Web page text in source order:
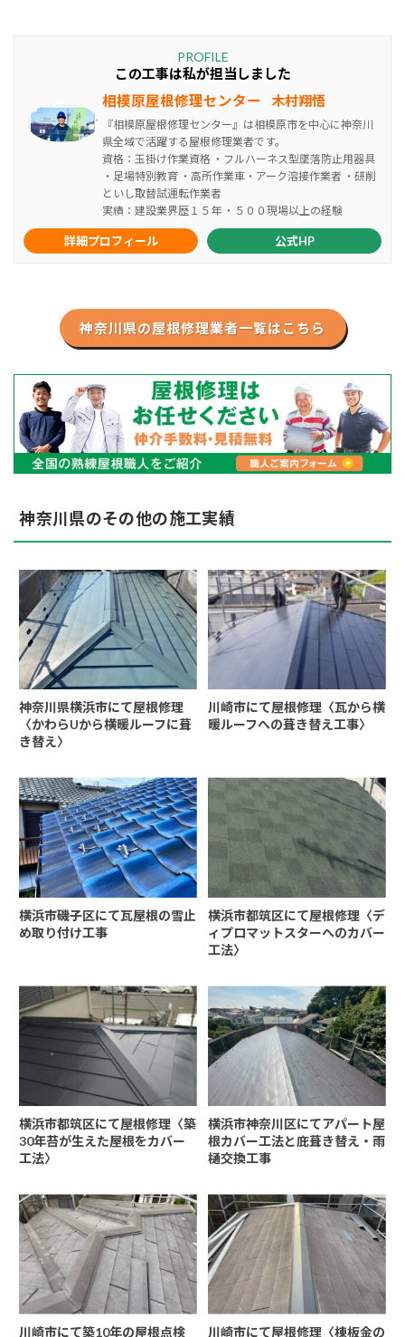
PROFILE
この工事は私が担当しました
相模原屋根修理センター
木村翔悟
『相模原屋根修理センター』は相模原市を中心に神奈川
県全域で活躍する屋根修理業者です。
資格：玉掛け作業資格 ・フルハーネス型墜落防止用器具
・足場特別教育 ・高所作業車・アーク溶接作業者 ・研削
といし取替試運転作業者
実績：建設業界歴１５年 ・５００現場以上の経験
詳細プロフィール 公式HP
神奈川県の屋根修理業者一覧はこちら
神奈川県のその他の施工実績
神奈川県横浜市にて屋根修理
〈かわらUから横暖ルーフに葺
き替え〉
川崎市にて屋根修理〈瓦から横
暖ルーフへの葺き替え工事〉
横浜市磯子区にて瓦屋根の雪止
め取り付け工事
横浜市都筑区にて屋根修理〈デ
ィプロマットスターへのカバー
工法〉
横浜市都筑区にて屋根修理〈築
30年苔が生えた屋根をカバー
工法〉
横浜市神奈川区にてアパート屋
根カバー工法と庇葺き替え・雨
樋交換工事
川崎市にて築10年の屋根点検
川崎市にて屋根修理〈棟板金の